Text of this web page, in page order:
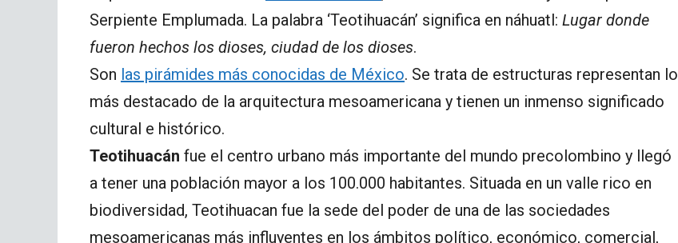
Serpiente Emplumada. La palabra ‘Teotihuacán’ significa en náhuatl: Lugar donde
fueron hechos los dioses, ciudad de los dioses.
Son las pirámides más conocidas de México. Se trata de estructuras representan lo
más destacado de la arquitectura mesoamericana y tienen un inmenso significado
cultural e histórico.
Teotihuacán fue el centro urbano más importante del mundo precolombino y llegó
a tener una población mayor a los 100.000 habitantes. Situada en un valle rico en
biodiversidad, Teotihuacan fue la sede del poder de una de las sociedades
mesoamericanas más influyentes en los ámbitos político, económico, comercial,